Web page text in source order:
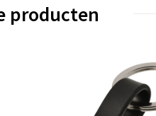
producten